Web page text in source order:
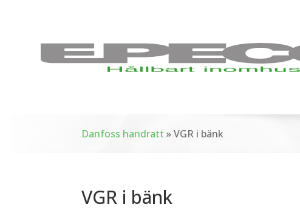
Danfoss handratt »VGR i bänk
VGR i bänk